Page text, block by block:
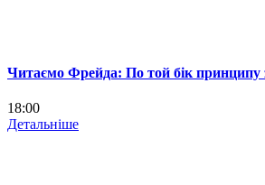
Читаємо Фрейда: По той бік принципу
18:00
Детальніше